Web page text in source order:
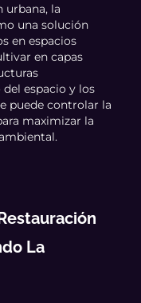
urbana, la
una solución
en espacios
en capas
espacio y los
puede controlar la
maximizar la
La